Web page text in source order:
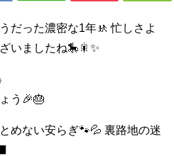
だった濃密な1年🚸 忙しさよ
いましたね🎠🎇✨
う🎉🎂
めない安らぎ🐾💦 裏路地の迷